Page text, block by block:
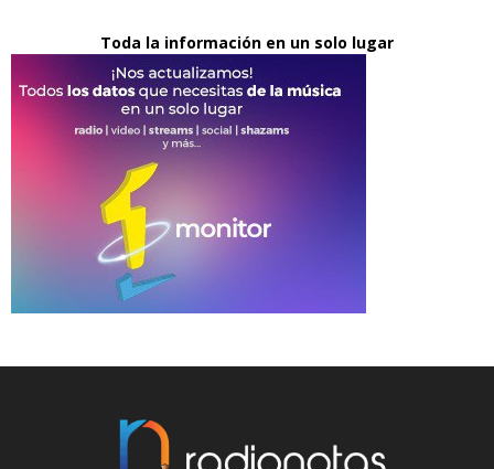
Toda la información en un solo lugar